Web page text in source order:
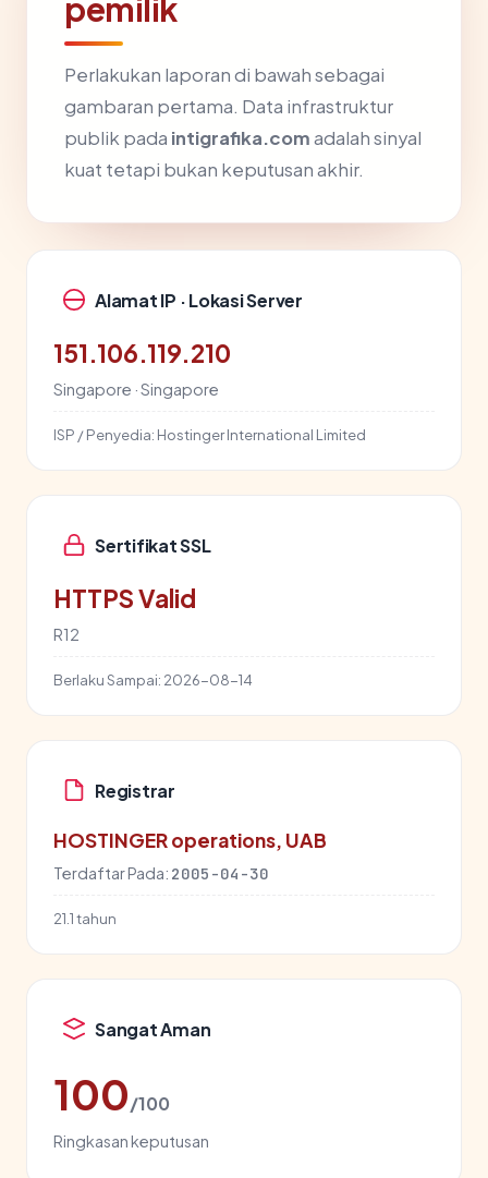
pemilik
Perlakukan laporan di bawah sebagai
gambaran pertama. Data infrastruktur
publik pada intigrafika.comadalah sinyal
kuat tetapi bukan keputusan akhir.
Alamat IP · Lokasi Server
151.106.119.210
Singapore · Singapore
ISP / Penyedia: Hostinger International Limited
Sertifikat SSL
HTTPS Valid
R12
Berlaku Sampai: 2026-08-14
Registrar
HOSTINGER operations, UAB
Terdaftar Pada: 2005-04-30
21.1 tahun
Sangat Aman
100/100
Ringkasan keputusan